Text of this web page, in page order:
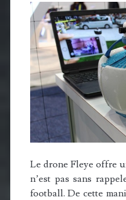
Le drone Fleye offre
n’est pas sans
football. De cette